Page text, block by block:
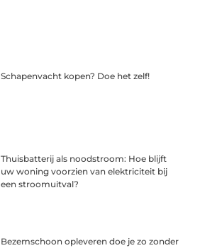
Schapenvacht kopen? Doe het zelf!
Thuisbatterij als noodstroom: Hoe blijft
uw woning voorzien van elektriciteit bij
een stroomuitval?
Bezemschoon opleveren doe je zo zonder